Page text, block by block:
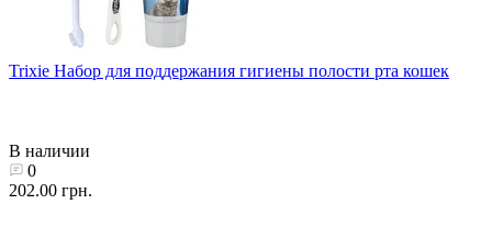
Trixie Набор для поддержания гигиены полости рта кошек
В наличии
0
202.00 грн.